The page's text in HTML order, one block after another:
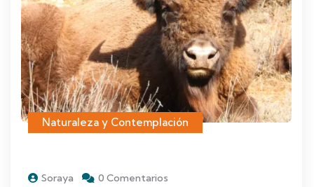
Naturaleza y Contemplación
Soraya 0 Comentarios